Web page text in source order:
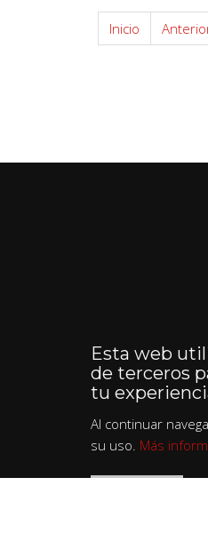
Inicio
Esta web
de terceros
tu
Al continuar
su uso. Más